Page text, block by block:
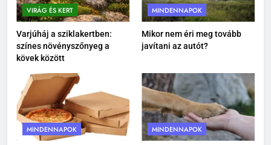
így alakíts ki átlátható
dokumentumkezelést
MINDENNAPOK
3
Porcerősítő kutyáknak: miért
nem csak az öreg kutyáknak
fontos?
MINDENNAPOK
4
VIRÁG ÉS KERT
Varjúháj a sziklakertben:
színes növényszőnyeg a
kövek között
MINDENNAPOK
Mikor nem éri meg tovább
javítani az autót?
MINDENNAPOK MINDENNAPOK